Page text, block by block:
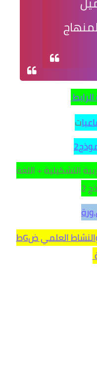
ت
التشكيلية + اللغة
2
لتحميل الفرنسية والرياضيات والنشاط العلمي ضGط